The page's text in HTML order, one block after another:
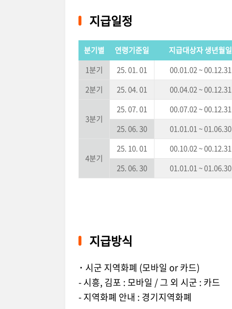
지급일정
분기별 연령기준일 지급대상자 생년월일
1분기
25. 01. 01 00.01.02 ~ 00.12.31
2분기
25. 04. 01 00.04.02 ~ 00.12.31
3분기
25. 07. 01
00.07.02 ~ 00.12.31
25. 06. 30
01.01.01 ~ 01.06.30
4분기
25. 10. 01
00.10.02 ~ 00.12.31
25. 06. 30
01.01.01 ~ 01.06.30
지급방식
· 시군 지역화폐 (모바일 or 카드)
- 시흥, 김포 : 모바일 / 그 외 시군 : 카드
- 지역화폐 안내 : 경기지역화폐